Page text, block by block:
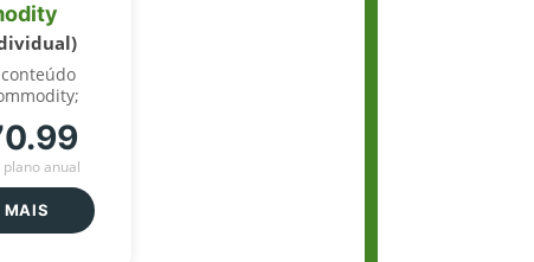
anual
MAIS